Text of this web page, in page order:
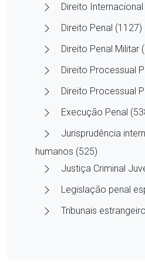
Direito Internacional
Direito Penal (1127)
Direito Penal Militar
Direito Processual
Direito Processual
Execução Penal
Jurisprudência
humanos (525)
Justiça Criminal
Legislação penal
Tribunais